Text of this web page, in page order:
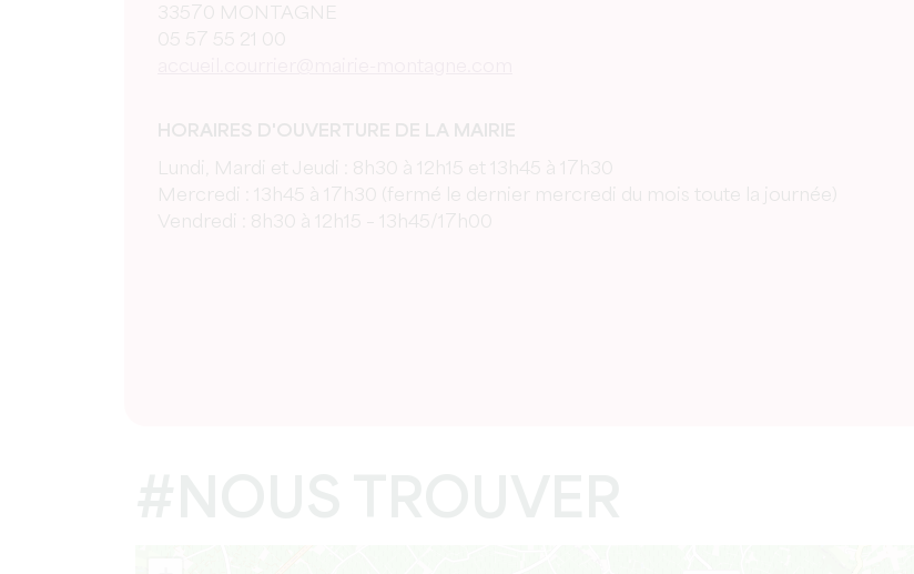
33570 MONTAGNE
05 57 55 21 00
HORAIRES D'OUVERTURE DE LA MAIRIE
Lundi, Mardi et Jeudi : 8h30 à 12h15 et 13h45 à 17h30
Mercredi : 13h45 à 17h30 (fermé le dernier mercredi du mois toute la journée)
Vendredi : 8h30 à 12h15 – 13h45/17h00